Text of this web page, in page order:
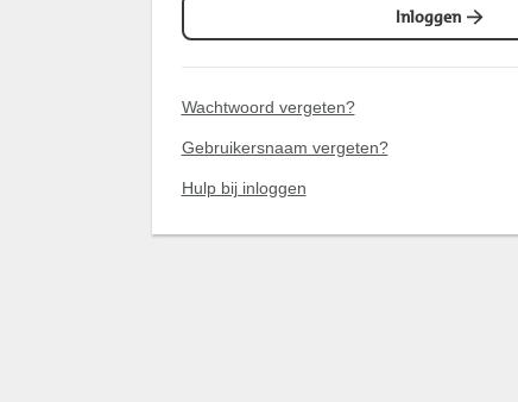
Inloggen
Wachtwoord vergeten?
Gebruikersnaam vergeten?
Hulp bij inloggen